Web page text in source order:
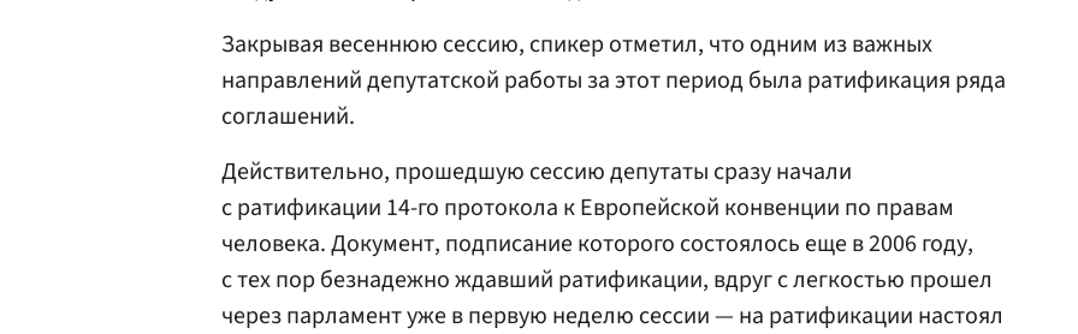
Закрывая весеннюю сессию, спикер отметил, что одним из важных
направлений депутатской работы за этот период была ратификация ряда
соглашений.
Действительно, прошедшую сессию депутаты сразу начали
с ратификации 14-го протокола к Европейской конвенции по правам
человека. Документ, подписание которого состоялось еще в 2006 году,
с тех пор безнадежно ждавший ратификации, вдруг с легкостью прошел
через парламент уже в первую неделю сессии — на ратификации настоял